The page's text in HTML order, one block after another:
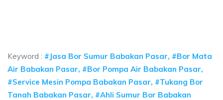
Keyword : #Jasa Bor Sumur Babakan Pasar, #Bor Mata
Air Babakan Pasar, #Bor Pompa Air Babakan Pasar,
#Service Mesin Pompa Babakan Pasar, #Tukang Bor
Tanah Babakan Pasar, #Ahli Sumur Bor Babakan